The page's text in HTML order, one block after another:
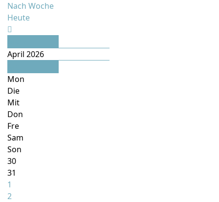
Nach Woche
Heute
April 2026
Mon
Die
Mit
Don
Fre
Sam
Son
30
31
1
2